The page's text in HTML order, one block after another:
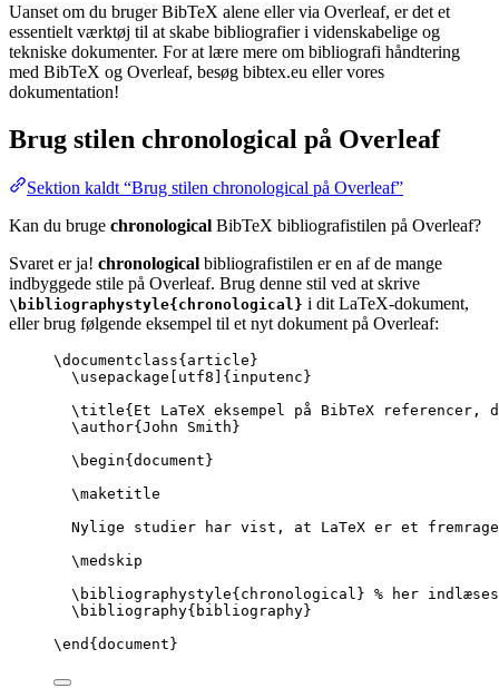
Uanset om du bruger BibTeX alene eller via Overleaf, er det et
essentielt værktøj til at skabe bibliografier i videnskabelige og
tekniske dokumenter. For at lære mere om bibliografi håndtering
med BibTeX og Overleaf, besøg bibtex.eu eller vores
dokumentation!
Brug stilen chronological på Overleaf
Sektion kaldt “Brug stilen chronological på Overleaf”
Kan du bruge chronological BibTeX bibliografistilen på Overleaf?
Svaret er ja! chronological bibliografistilen er en af de mange
indbyggede stile på Overleaf. Brug denne stil ved at skrive
\bibliographystyle{chronological} i dit LaTeX-dokument,
eller brug følgende eksempel til et nyt dokument på Overleaf:
\documentclass{ article }
\usepackage
utf8 ]{ inputenc }
\title{Et LaTeX eksempel på BibTeX
\author{John Smith}
\begin{ document }
\maketitle
Nylige studier har vist, at LaTeX er et
\medskip
\bibliographystyle{chronological} % her
\bibliography{bibliography}
\end { document }